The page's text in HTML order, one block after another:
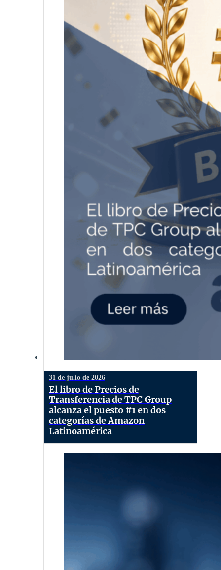
31 de julio de 2026
El libro de Precios de
Transferencia de TPC Group
alcanza el puesto #1 en dos
categorías de Amazon
Latinoamérica